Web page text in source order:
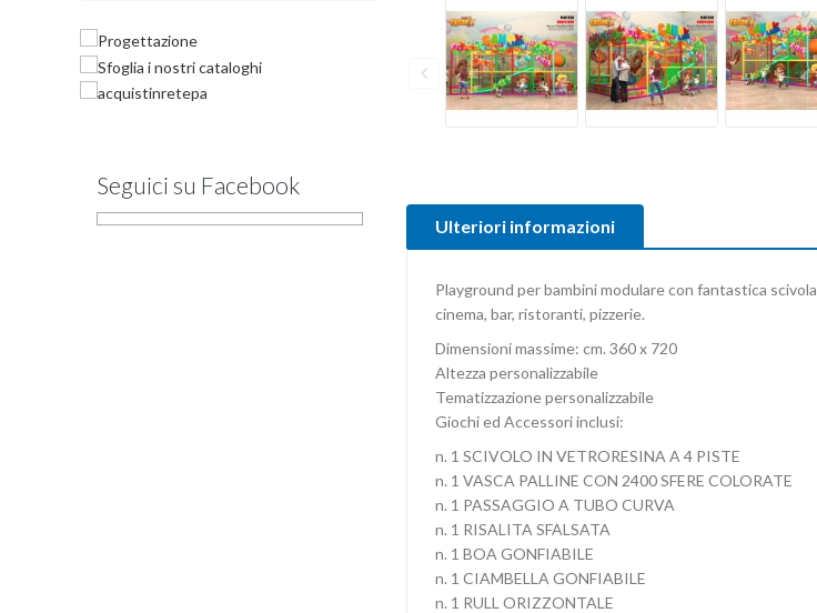
Seguici su Facebook
Ulteriori informazioni
Playground per bambini modulare con fantastica
cinema, bar, ristoranti, pizzerie.
Dimensioni massime: cm. 360 x 720
Altezza personalizzabile
Tematizzazione personalizzabile
Giochi ed Accessori inclusi:
n. 1 SCIVOLO IN VETRORESINA A 4 PISTE
n. 1 VASCA PALLINE CON 2400 SFERE COLORATE
n. 1 PASSAGGIO A TUBO CURVA
n. 1 RISALITA SFALSATA
n. 1 BOA GONFIABILE
n. 1 CIAMBELLA GONFIABILE
n. 1 RULL ORIZZONTALE